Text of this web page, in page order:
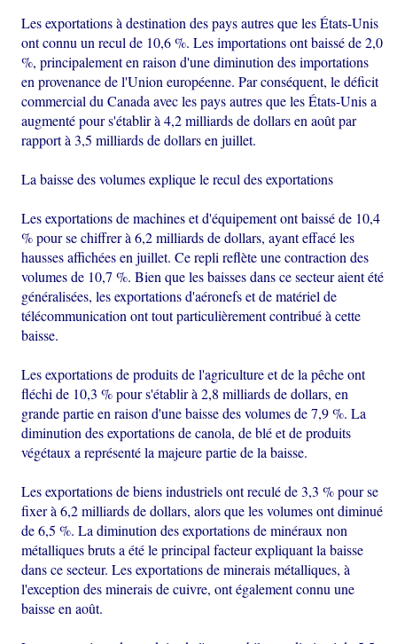
Les exportations à destination des pays autres que les États-Unis
ont connu un recul de 10,6 %. Les importations ont baissé de 2,0
%, principalement en raison d'une diminution des importations
en provenance de l'Union européenne. Par conséquent, le déficit
commercial du Canada avec les pays autres que les États-Unis a
augmenté pour s'établir à 4,2 milliards de dollars en août par
rapport à 3,5 milliards de dollars en juillet.
La baisse des volumes explique le recul des exportations
Les exportations de machines et d'équipement ont baissé de 10,4
% pour se chiffrer à 6,2 milliards de dollars, ayant effacé les
hausses affichées en juillet. Ce repli reflète une contraction des
volumes de 10,7 %. Bien que les baisses dans ce secteur aient été
généralisées, les exportations d'aéronefs et de matériel de
télécommunication ont tout particulièrement contribué à cette
baisse.
Les exportations de produits de l'agriculture et de la pêche ont
fléchi de 10,3 % pour s'établir à 2,8 milliards de dollars, en
grande partie en raison d'une baisse des volumes de 7,9 %. La
diminution des exportations de canola, de blé et de produits
végétaux a représenté la majeure partie de la baisse.
Les exportations de biens industriels ont reculé de 3,3 % pour se
fixer à 6,2 milliards de dollars, alors que les volumes ont diminué
de 6,5 %. La diminution des exportations de minéraux non
métalliques bruts a été le principal facteur expliquant la baisse
dans ce secteur. Les exportations de minerais métalliques, à
l'exception des minerais de cuivre, ont également connu une
baisse en août.